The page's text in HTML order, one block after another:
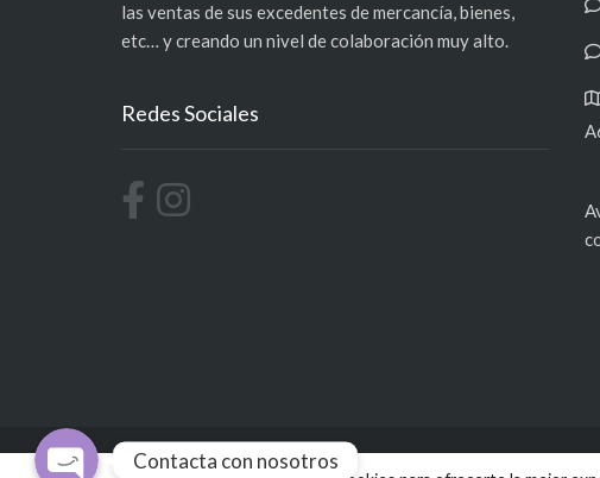
las ventas de sus excedentes de mercancía, bienes,
etc… y creando un nivel de colaboración muy alto.
Redes Sociales
Contacta con nosotros